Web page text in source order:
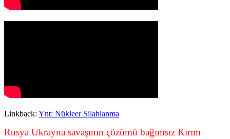
Linkback: Ynt: Nükleer Silahlanma
Rusya Ukrayna savaşının çözümü bağımsız Kırım